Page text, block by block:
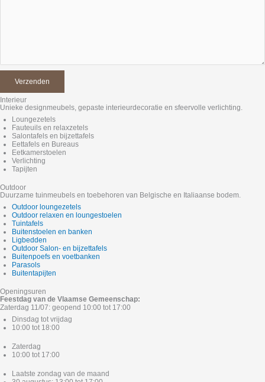
Interieur
Unieke designmeubels, gepaste interieurdecoratie en sfeervolle verlichting.
Loungezetels
Fauteuils en relaxzetels
Salontafels en bijzettafels
Eettafels en Bureaus
Eetkamerstoelen
Verlichting
Tapijten
Outdoor
Duurzame tuinmeubels en toebehoren van Belgische en Italiaanse bodem.
Outdoor loungezetels
Outdoor relaxen en loungestoelen
Tuintafels
Buitenstoelen en banken
Ligbedden
Outdoor Salon- en bijzettafels
Buitenpoefs en voetbanken
Parasols
Buitentapijten
Openingsuren
Feestdag van de Vlaamse Gemeenschap:
Zaterdag 11/07: geopend 10:00 tot 17:00
Dinsdag tot vrijdag
10:00 tot 18:00
Zaterdag
10:00 tot 17:00
Laatste zondag van de maand